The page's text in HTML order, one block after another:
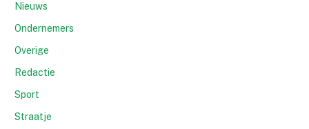
Nieuws
Ondernemers
Overige
Redactie
Sport
Straatje